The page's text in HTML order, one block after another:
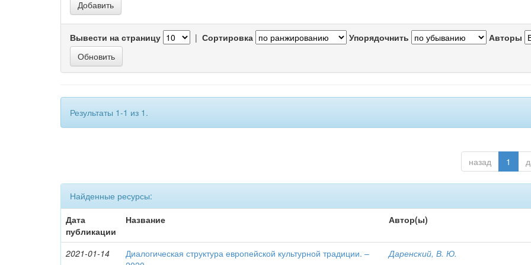
Вывести на страницу | Сортировка Упорядочнить Авторы
Результаты 1-1 из 1.
назад 1
Найденные ресурсы:
Дата
публикации
Название Автор(ы)
2021-01-14
Диалогическая структура европейской культурной традиции. –
Даренский, В. Ю.